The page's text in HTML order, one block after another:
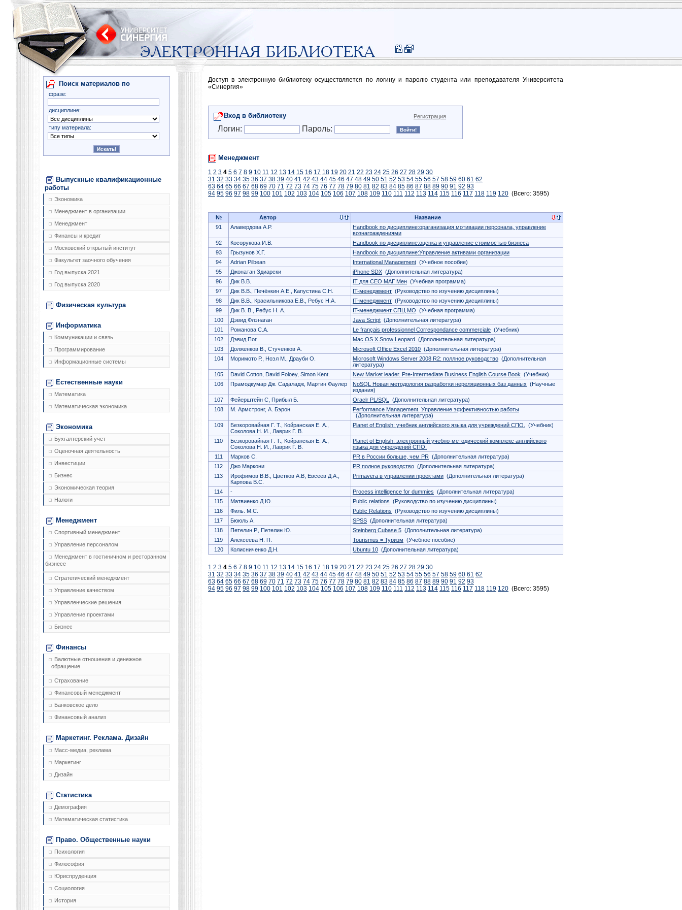
Поиск материалов по
фразе:
дисциплине:
типу материала:
Выпускные квалификационные
работы
Экономика
Менеджмент в организации
Менеджмент
Финансы и кредит
Московский открытый институт
Факультет заочного обучения
Год выпуска 2021
Год выпуска 2020
Физическая культура
Информатика
Коммуникации и связь
Программирование
Информационные системы
Естественные науки
Математика
Математическая экономика
Экономика
Бухгалтерский учет
Оценочная деятельность
Инвестиции
Бизнес
Экономическая теория
Налоги
Менеджмент
Спортивный менеджмент
Управление персоналом
Менеджмент в гостиничном и ресторанном
бизнесе
Стратегический менеджмент
Управление качеством
Управленческие решения
Управление проектами
Бизнес
Финансы
Валютные отношения и денежное
обращение
Страхование
Финансовый менеджмент
Банковское дело
Финансовый анализ
Маркетинг. Реклама. Дизайн
Масс-медиа, реклама
Маркетинг
Дизайн
Статистика
Демография
Математическая статистика
Право. Общественные науки
Психология
Философия
Юриспруденция
Социология
История
Доступ в электронную библиотеку осуществляется по логину и паролю студента или преподавателя Университета
«Синергия»
Вход в библиотеку Регистрация
Логин: Пароль:
Менеджмент
1 2 3 4 5 6 7 8 9 10 11 12 13 14 15 16 17 18 19 20 21 22 23 24 25 26 27 28 29 30
31 32 33 34 35 36 37 38 39 40 41 42 43 44 45 46 47 48 49 50 51 52 53 54 55 56 57 58 59 60 61 62
63 64 65 66 67 68 69 70 71 72 73 74 75 76 77 78 79 80 81 82 83 84 85 86 87 88 89 90 91 92 93
94 95 96 97 98 99 100 101 102 103 104 105 106 107 108 109 110 111 112 113 114 115 116 117 118 119 120 (Всего: 3595)
№ Автор
Название
91
Алавердова А.Р.
Handbook по дисциплине:ораганизация мотивации персонала, управление
вознаграждениями
92
Косорукова И.В.
Handbook по дисциплине:оценка и управление стоимостью бизнеса
93
Грызунов Х.Г.
Handbook по дисциплине:Управление активами организации
94
Adrian Pilbean International Management (Учебное пособие)
95
Джонатан Здиарски iPhone SDX (Дополнительная литература)
96
Дик В.В. IT для СЕО МАГ Мен (Учебная программа)
97
Дик В.В., Печёнкин А.Е., Капустина С.Н. IT-менеджмент (Руководство по изучению дисциплины)
98
Дик В.В., Красильникова Е.В., Ребус Н.А. IT-менеджмент (Руководство по изучению дисциплины)
99
Дик В. В., Ребус Н. А. IT-менеджмент СПЦ МО (Учебная программа)
100
Дэвид Флэнаган Java Script (Дополнительная литература)
101
Романова С.А. Le français professionnel Correspondance commerciale (Учебник)
102
Дэвид Пог Mac OS X Snow Leopard (Дополнительная литература)
103
Долженков В., Стученков А. Microsoft Office Excel 2010 (Дополнительная литература)
104
Моримото Р., Ноэл М., Драуби О. Microsoft Windows Server 2008 R2: поллное руководство (Дополнительная
литература)
105
David Cotton, David Foloey, Simon Kent. New Market leader. Pre-Intermediate Business English Course Book (Учебник)
106
Прамодкумар Дж. Садаладж, Мартин Фаулер NoSQL Новая методология разработки нереляционных баз данных (Научные
издания)
107
Фейерштейн С, Прибыл Б. Oraclr PL/SQL
(Дополнительная литература)
108
М. Армстронг, А. Бэрон
Performance Management. Управление эффективностью работы
(Дополнительная литература)
109
Безкоровайная Г. Т., Койранская Е. А.,
Соколова Н. И., Лаврик Г. В.
Planet of English: учебник английского языка для учреждений СПО. (Учебник)
110
Безкоровайная Г. Т., Койранская Е. А.,
Соколова Н. И., Лаврик Г. В.
Planet of English: электронный учебно-методический комплекс английского
языка для учреждений СПО.
111
Марков С. PR в России больше, чем PR (Дополнительная литература)
112
Джо Маркони PR полное руководство (Дополнительная литература)
113
Ирофимов В.В., Цветков А.В, Евсеев Д.А.,
Карпова В.С.
Primavera в управлении проектами (Дополнительная литература)
114 - Process intelligence for dummies (Дополнительная литература)
115
Матвиенко Д.Ю. Public relations (Руководство по изучению дисциплины)
116
Филь. М.С. Public Relations (Руководство по изучению дисциплины)
117
Бююль А. SPSS (Дополнительная литература)
118
Петелин Р., Петелин Ю. Steinberg Cubase 5 (Дополнительная литература)
119
Алексеева Н. П. Tourismus = Туризм (Учебное пособие)
120
Колисниченко Д.Н. Ubuntu 10 (Дополнительная литература)
1 2 3 4 5 6 7 8 9 10 11 12 13 14 15 16 17 18 19 20 21 22 23 24 25 26 27 28 29 30
31 32 33 34 35 36 37 38 39 40 41 42 43 44 45 46 47 48 49 50 51 52 53 54 55 56 57 58 59 60 61 62
63 64 65 66 67 68 69 70 71 72 73 74 75 76 77 78 79 80 81 82 83 84 85 86 87 88 89 90 91 92 93
94 95 96 97 98 99 100 101 102 103 104 105 106 107 108 109 110 111 112 113 114 115 116 117 118 119 120 (Всего: 3595)